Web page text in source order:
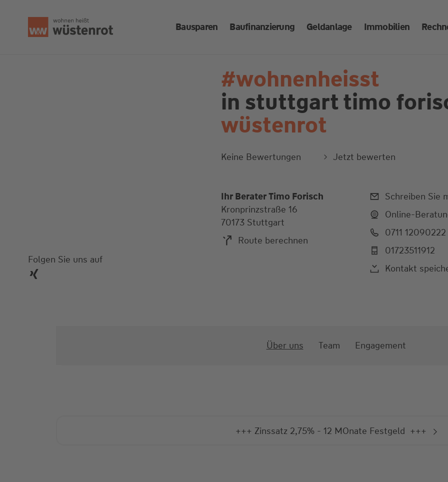
Bausparen Baufinanzierung Geldanlage Immobilien
Folgen Sie uns auf
#wohnenheisst
in stuttgarttimo
wüstenrot
Keine Bewertungen Jetzt bewerten
Ihr Berater Timo Forisch
Kronprinzstraße 16
70173 Stuttgart
Route berechnen
Schreiben Sie
Online-
0711 12090222
01723511912
Kontakt
Über uns Team Engagement
+++ Zinssatz 2,75% - 12 MOnate Festgeld +++